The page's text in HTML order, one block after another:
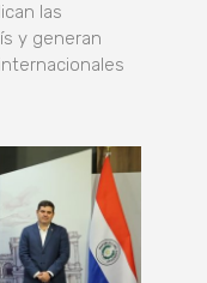
las
y generan